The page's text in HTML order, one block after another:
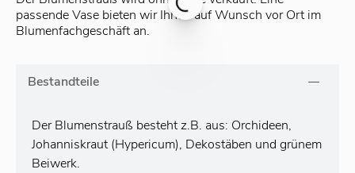
passende Vase bieten wir Ihnen auf Wunsch vor Ort im
Blumenfachgeschäft an.
Bestandteile
Der Blumenstrauß besteht z.B. aus: Orchideen,
Johanniskraut (Hypericum), Dekostäben und grünem
Beiwerk.